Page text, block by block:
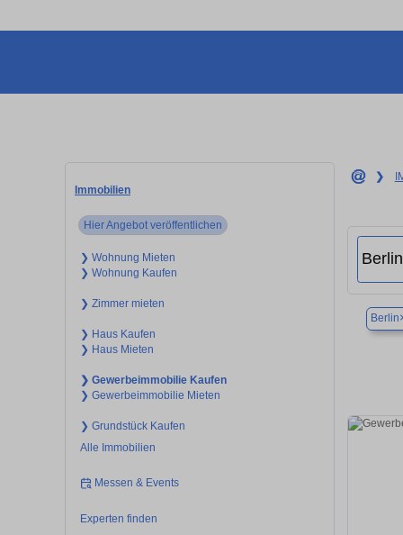
Immobilien
Hier Angebot veröffentlichen
❯ Wohnung Mieten
❯ Wohnung Kaufen
❯ Zimmer mieten
❯ Haus Kaufen
❯ Haus Mieten
❯ Gewerbeimmobilie Kaufen
❯ Gewerbeimmobilie Mieten
❯ Grundstück Kaufen
Alle Immobilien
Messen & Events
Experten finden
❯
Berlin